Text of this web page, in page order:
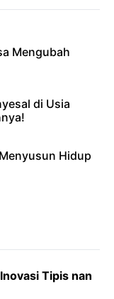
Mengubah
di Usia
Hidup
Tipis nan